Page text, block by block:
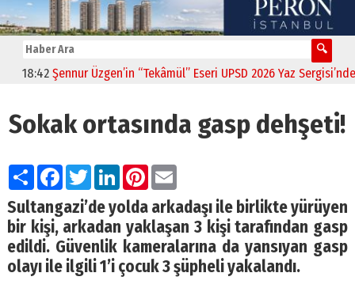
18:42 Şennur Üzgen’in “Tekâmül” Eseri UPSD 2026 Yaz Sergisi’nde
Sokak ortasında gasp dehşeti!
PaylaşFacebook
TwitterLinkedIn
Pinterest
Email
Sultangazi’de yolda arkadaşı ile birlikte yürüyen
bir kişi, arkadan yaklaşan 3 kişi tarafından gasp
edildi. Güvenlik kameralarına da yansıyan gasp
olayı ile ilgili 1’i çocuk 3 şüpheli yakalandı.